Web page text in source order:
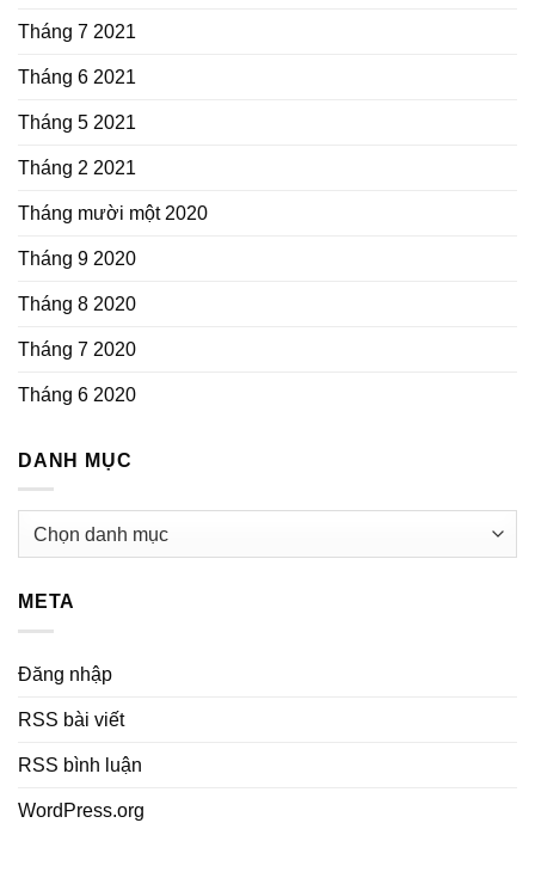
Tháng 7 2021
Tháng 6 2021
Tháng 5 2021
Tháng 2 2021
Tháng mười một 2020
Tháng 9 2020
Tháng 8 2020
Tháng 7 2020
Tháng 6 2020
DANH MỤC
Danh
META
Đăng nhập
RSS bài viết
RSS bình luận
WordPress.org